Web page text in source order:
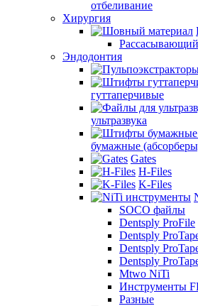
отбеливание
Хирургия
Эндодонтия
гуттаперчивые
ультразвука
бумажные
Gates
H-Files
K-Files
SOCO файлы
Dentsply ProFile
Dentsply
Dentsply
Dentsply
Mtwo NiTi
Инструменты
Разные